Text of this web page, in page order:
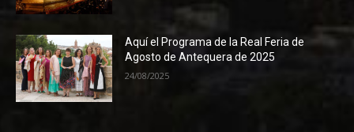
Aquí el Programa de la Real Feria de
Agosto de Antequera de 2025
24/08/2025